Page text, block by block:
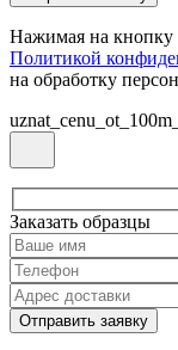
Нажимая на кнопку
Политикой
на обработку
Заказать образцы